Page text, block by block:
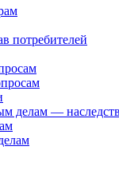
потребителей
делам —